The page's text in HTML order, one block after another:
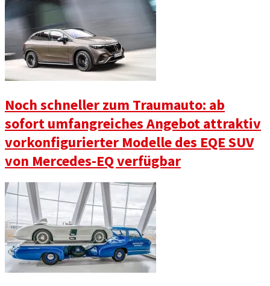
Noch schneller zum Traumauto: ab
sofort umfangreiches Angebot attraktiv
vorkonfigurierter Modelle des EQE SUV
von Mercedes-EQ verfügbar